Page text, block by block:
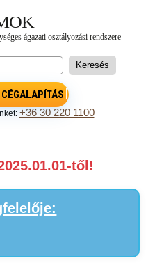
+36 30 220 1100
től!